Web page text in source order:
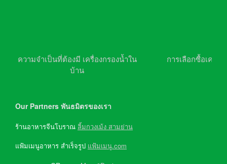
ความจำเป็นที่ต้องมี เครื่องกรองน้ำใน
บ้าน
การเลือกซื้อเครื่อ
Our Partners พันธมิตรของเรา
ร้านอาหารจีนโบราณ ลิ้มกวงเม้ง สามย่าน
แฟ้มเมนูอาหาร สำเร็จรูป แฟ้มเมนู.com